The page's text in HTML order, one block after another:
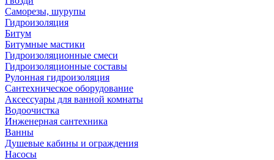
Саморезы, шурупы
Гидроизоляция
Битум
Битумные мастики
Гидроизоляционные смеси
Гидроизоляционные составы
Рулонная гидроизоляция
Сантехническое оборудование
Аксессуары для ванной комнаты
Водоочистка
Инженерная сантехника
Ванны
Душевые кабины и ограждения
Насосы